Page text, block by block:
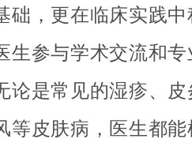
础，更在临床实践
生参与学术交流和
论是常见的湿疹、
等皮肤病，医生都能